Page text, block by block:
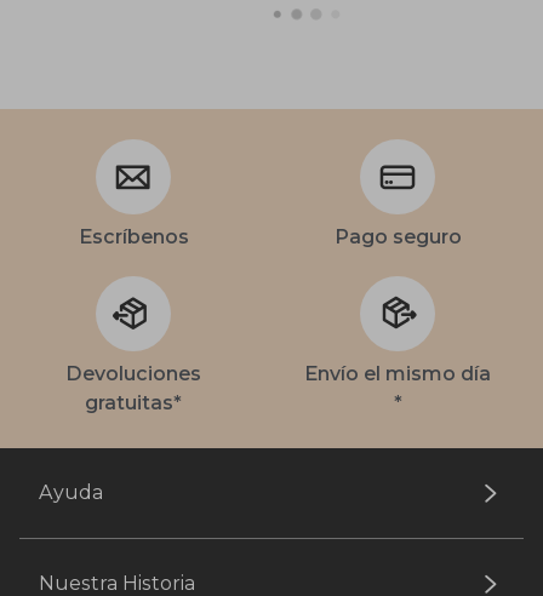
Escríbenos Pago seguro
Devoluciones
gratuitas*
Envío el mismo día
*
Ayuda
Nuestra Historia